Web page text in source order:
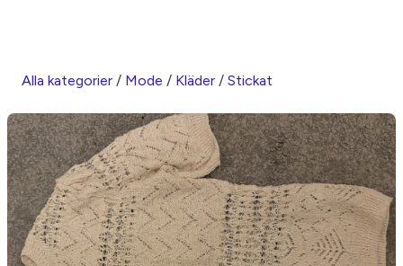
Alla kategorier / Mode / Kläder / Stickat